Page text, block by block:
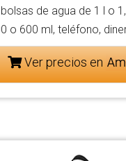
de agua de 1 l o
o 600 ml, teléfono,
Ver precios en